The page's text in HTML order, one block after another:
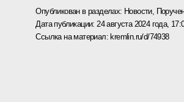
Опубликован в разделах: Новости,
Дата публикации: 24 августа 2024 года,
Ссылка на материал: kremlin.ru/d/74938